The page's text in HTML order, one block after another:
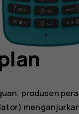
produsen